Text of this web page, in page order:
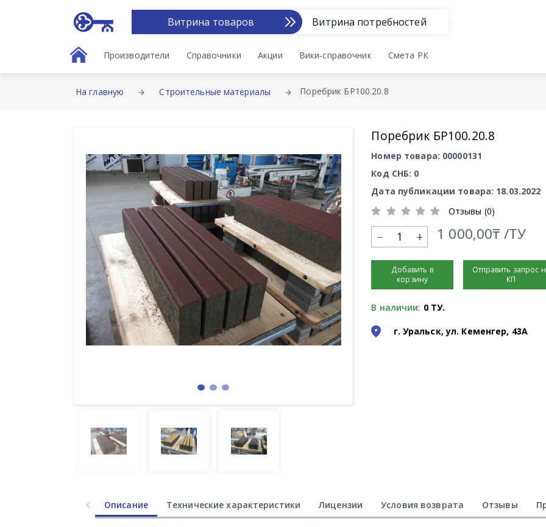
Витрина товаров Витрина потребностей
Производители Справочники Акции Вики-справочник Смета РК
На главную Строительные материалы Поребрик БР100.20.8
Поребрик БР100.20.8
Номер товара: 00000131
Код СНБ: 0
Дата публикации товара: 18.03.2022
Отзывы (0)
+ 1 000,00₸ /ТУ
Добавить в
корзину
Отправить запрос
КП
В наличии: 0 ТУ.
г. Уральск, ул. Кеменгер, 43А
Описание Технические характеристики Лицензии Условия возврата Отзывы